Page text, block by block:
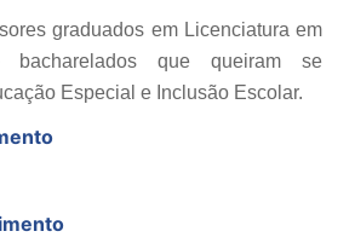
graduados em Licenciatura em
que queiram se
Especial e Inclusão Escolar.